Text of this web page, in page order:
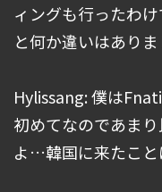
ィングも行ったわ
と何か違いはあり
Hylissang: 僕は
初めてなのであま
よ…韓国に来たこと